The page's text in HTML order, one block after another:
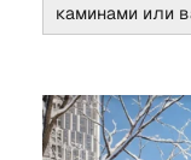
каминами или